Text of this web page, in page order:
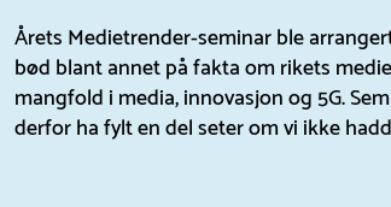
Årets Medietrender-seminar ble
bød blant annet på fakta om rikets
mangfold i media, innovasjon og 5G.
derfor ha fylt en del seter om vi ikke